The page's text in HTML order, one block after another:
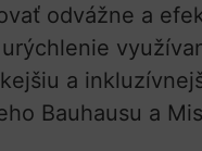
odvážne a
a
Bauhausu a